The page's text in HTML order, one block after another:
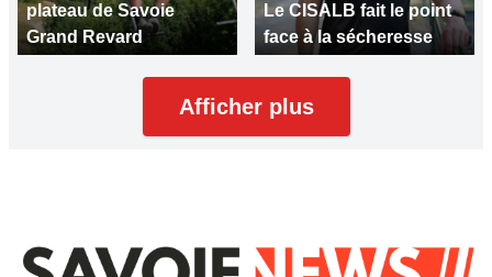
plateau de Savoie
Grand Revard
Le CISALB fait le point
face à la sécheresse
Afficher plus